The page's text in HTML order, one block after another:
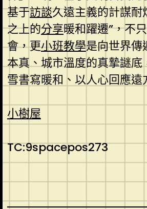
基于訪談久遠主義的計謀耐
之上的分享暖和躍遷”，不
會，更小班教學是向世界傳
本真、城市溫度的真摯謎
雪書寫暖和、以人心回應遠
小樹屋
TC:9spacepos273